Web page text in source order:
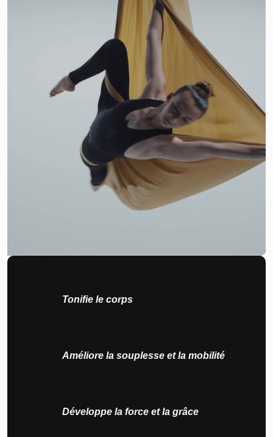
Tonifie le corps
Améliore la souplesse et la mobilité
Développe la force et la grâce